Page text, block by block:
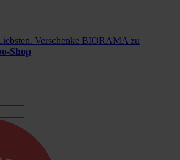
Verschenke BIORAMA zu
Shop